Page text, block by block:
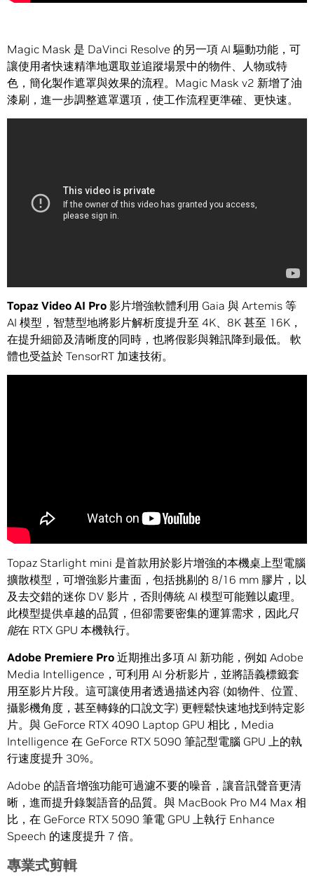
Magic Mask 是 DaVinci Resolve 的另一項 AI 驅動功能，可
讓使用者快速精準地選取並追蹤場景中的物件、人物或特
色，簡化製作遮罩與效果的流程。Magic Mask v2 新增了油
漆刷，進一步調整遮罩選項，使工作流程更準確、更快速。
Topaz Video AI Pro 影片增強軟體利用 Gaia 與 Artemis 等
AI 模型，智慧型地將影片解析度提升至 4K、8K 甚至 16K，
在提升細節及清晰度的同時，也將假影與雜訊降到最低。 軟
體也受益於 TensorRT 加速技術。
Topaz Starlight mini 是首款用於影片增強的本機桌上型電腦
擴散模型，可增強影片畫面，包括挑剔的 8/16 mm 膠片，以
及去交錯的迷你 DV 影片，否則傳統 AI 模型可能難以處理。
此模型提供卓越的品質，但卻需要密集的運算需求，因此只
能在 RTX GPU 本機執行。
Adobe Premiere Pro 近期推出多項 AI 新功能，例如 Adobe
Media Intelligence，可利用 AI 分析影片，並將語義標籤套
用至影片片段。這可讓使用者透過描述內容 (如物件、位置、
攝影機角度，甚至轉錄的口說文字) 更輕鬆快速地找到特定影
片。與 GeForce RTX 4090 Laptop GPU 相比，Media
Intelligence 在 GeForce RTX 5090 筆記型電腦 GPU 上的執
行速度提升 30%。
Adobe 的語音增強功能可過濾不要的噪音，讓音訊聲音更清
晰，進而提升錄製語音的品質。與 MacBook Pro M4 Max 相
比，在 GeForce RTX 5090 筆電 GPU 上執行 Enhance
Speech 的速度提升 7 倍。
專業式剪輯